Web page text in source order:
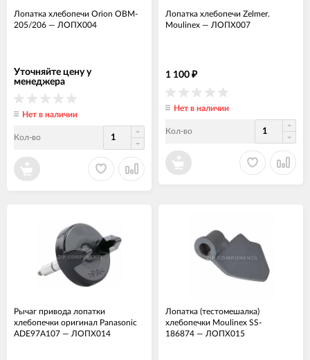
Лопатка хлебопечи Orion OBM-
205/206 — ЛОПХ004
Уточняйте цену у
менеджера
Нет в наличии
Кол-во
Лопатка хлебопечи Zelmer.
Moulinex — ЛОПХ007
1 100 ₽
Нет в наличии
Кол-во
Рычаг привода лопатки
хлебопечки оригинал Panasonic
ADE97A107 — ЛОПХ014
Лопатка (тестомешалка)
хлебопечки Moulinex SS-
186874 — ЛОПХ015